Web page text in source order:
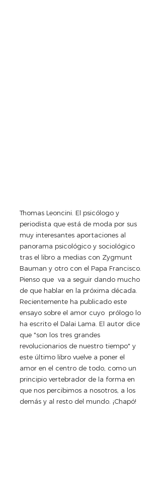
Thomas Leoncini. El psicólogo y
periodista que está de moda por sus
muy interesantes aportaciones al
panorama psicológico y sociológico
tras el libro a medias con Zygmunt
Bauman y otro con el Papa Francisco.
Pienso que  va a seguir dando mucho
de que hablar en la próxima década.
Recientemente ha publicado este
ensayo sobre el amor cuyo  prólogo lo
ha escrito el Dalai Lama. El autor dice
que "son los tres grandes
revolucionarios de nuestro tiempo" y
este último libro vuelve a poner el
amor en el centro de todo, como un
principio vertebrador de la forma en
que nos percibimos a nosotros, a los
demás y al resto del mundo. ¡Chapó!